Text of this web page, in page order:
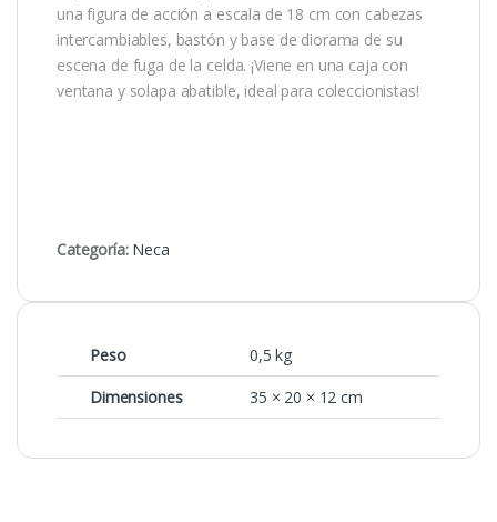
una figura de acción a escala de 18 cm con cabezas
intercambiables, bastón y base de diorama de su
escena de fuga de la celda. ¡Viene en una caja con
ventana y solapa abatible, ideal para coleccionistas!
Categoría: Neca
Peso
0,5 kg
Dimensiones
35 × 20 × 12 cm